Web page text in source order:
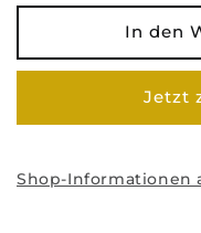
In den
Jetzt
Shop-Informationen